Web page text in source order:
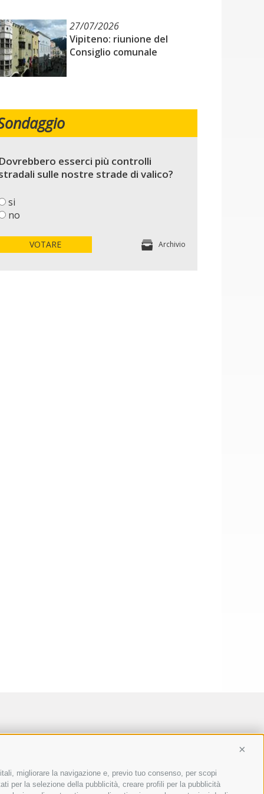
migliorare la navigazione e, previo tuo consenso, per scopi
per la selezione della pubblicità, creare profili per la pubblicità
27/07/2026
Vipiteno: riunione del
Consiglio comunale
Dovrebbero esserci più controlli
sulle nostre strade di valico?
si
no
VOTARE Archivio